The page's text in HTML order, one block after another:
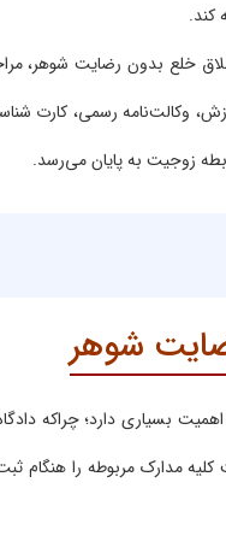
کند.
خلع بدون رضایت شوهر،
وکالت‌نامه رسمی، کارت
زوجیت به پایان می‌رسد.
شوهر
بسیاری دارد؛ چراکه
مربوطه را هنگام ثبت